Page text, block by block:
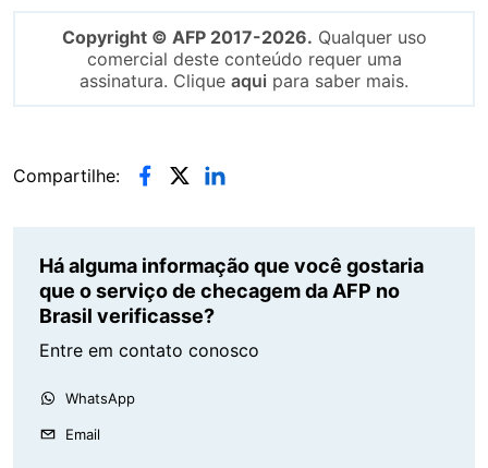
Copyright © AFP 2017-2026. Qualquer uso
comercial deste conteúdo requer uma
assinatura. Clique aqui para saber mais.
Compartilhe:
Há alguma informação que você gostaria
que o serviço de checagem da AFP no
Brasil verificasse?
Entre em contato conosco
WhatsApp
Email